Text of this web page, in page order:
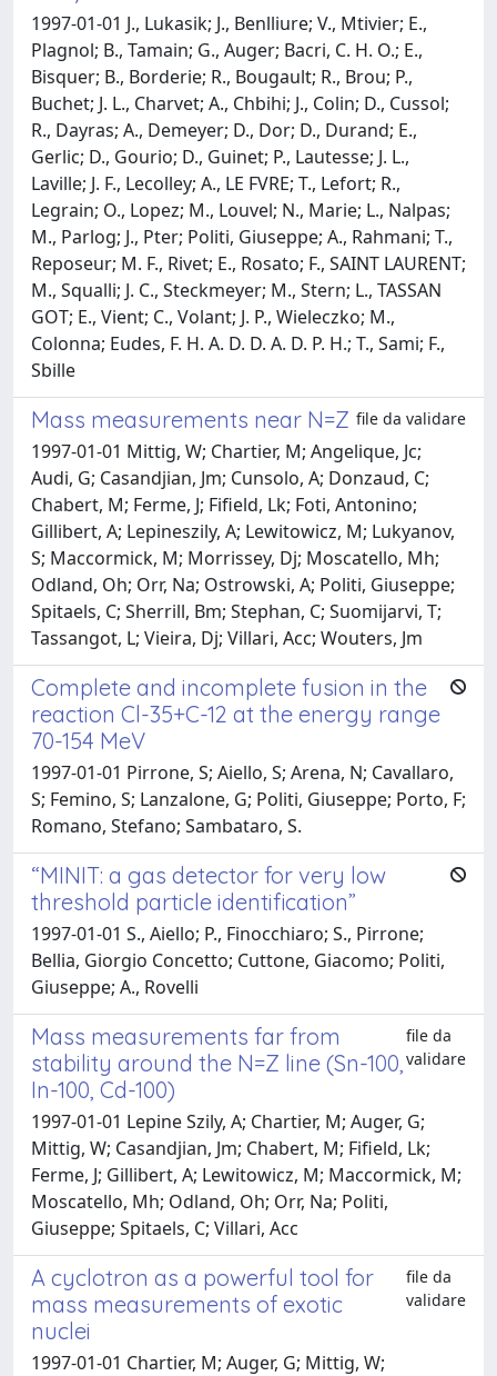
1997-01-01 J., Lukasik; J., Benlliure; V., Mtivier; E.,
Plagnol; B., Tamain; G., Auger; Bacri, C. H. O.; E.,
Bisquer; B., Borderie; R., Bougault; R., Brou; P.,
Buchet; J. L., Charvet; A., Chbihi; J., Colin; D., Cussol;
R., Dayras; A., Demeyer; D., Dor; D., Durand; E.,
Gerlic; D., Gourio; D., Guinet; P., Lautesse; J. L.,
Laville; J. F., Lecolley; A., LE FVRE; T., Lefort; R.,
Legrain; O., Lopez; M., Louvel; N., Marie; L., Nalpas;
M., Parlog; J., Pter; Politi, Giuseppe; A., Rahmani; T.,
Reposeur; M. F., Rivet; E., Rosato; F., SAINT LAURENT;
M., Squalli; J. C., Steckmeyer; M., Stern; L., TASSAN
GOT; E., Vient; C., Volant; J. P., Wieleczko; M.,
Colonna; Eudes, F. H. A. D. D. A. D. P. H.; T., Sami; F.,
Sbille
Mass measurements near N=Z file da validare
1997-01-01 Mittig, W; Chartier, M; Angelique, Jc;
Audi, G; Casandjian, Jm; Cunsolo, A; Donzaud, C;
Chabert, M; Ferme, J; Fifield, Lk; Foti, Antonino;
Gillibert, A; Lepineszily, A; Lewitowicz, M; Lukyanov,
S; Maccormick, M; Morrissey, Dj; Moscatello, Mh;
Odland, Oh; Orr, Na; Ostrowski, A; Politi, Giuseppe;
Spitaels, C; Sherrill, Bm; Stephan, C; Suomijarvi, T;
Tassangot, L; Vieira, Dj; Villari, Acc; Wouters, Jm
Complete and incomplete fusion in the
reaction Cl-35+C-12 at the energy range
70-154 MeV
1997-01-01 Pirrone, S; Aiello, S; Arena, N; Cavallaro,
S; Femino, S; Lanzalone, G; Politi, Giuseppe; Porto, F;
Romano, Stefano; Sambataro, S.
“MINIT: a gas detector for very low
threshold particle identification”
1997-01-01 S., Aiello; P., Finocchiaro; S., Pirrone;
Bellia, Giorgio Concetto; Cuttone, Giacomo; Politi,
Giuseppe; A., Rovelli
Mass measurements far from
stability around the N=Z line (Sn-100,
In-100, Cd-100)
file da
validare
1997-01-01 Lepine Szily, A; Chartier, M; Auger, G;
Mittig, W; Casandjian, Jm; Chabert, M; Fifield, Lk;
Ferme, J; Gillibert, A; Lewitowicz, M; Maccormick, M;
Moscatello, Mh; Odland, Oh; Orr, Na; Politi,
Giuseppe; Spitaels, C; Villari, Acc
A cyclotron as a powerful tool for
mass measurements of exotic
nuclei
file da
validare
1997-01-01 Chartier, M; Auger, G; Mittig, W;